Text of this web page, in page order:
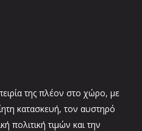
της πλέον στο χώρο, με
κατασκευή, τον αυστηρό
πολιτική τιμών και την